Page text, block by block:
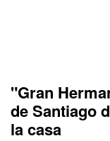
"Gran
de Santiago
la casa